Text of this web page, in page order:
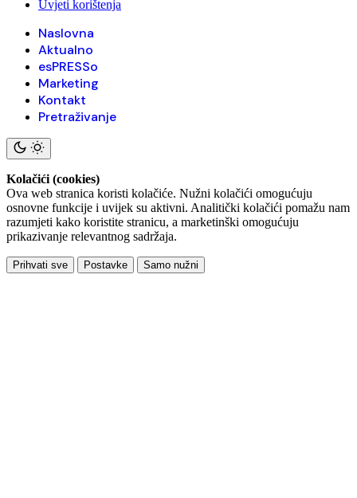
Uvjeti korištenja
Naslovna
Aktualno
esPRESSo
Marketing
Kontakt
Pretraživanje
Kolačići (cookies)
Ova web stranica koristi kolačiće. Nužni kolačići omogućuju
osnovne funkcije i uvijek su aktivni. Analitički kolačići pomažu nam
razumjeti kako koristite stranicu, a marketinški omogućuju
prikazivanje relevantnog sadržaja.
Prihvati sve Postavke Samo nužni